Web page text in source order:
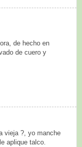
de hecho en
de cuero y
vieja ?, yo manche
aplique talco.